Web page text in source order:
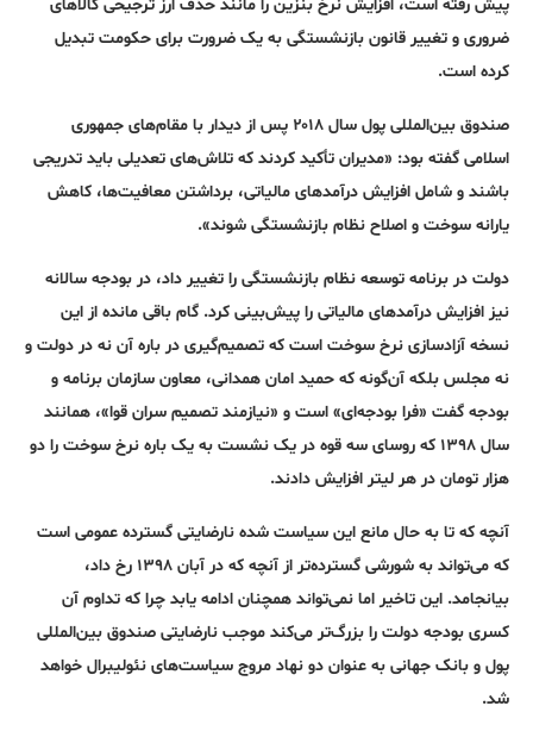
پیش رفته است، افزایش نرخ بنزین را مانند حذف ارز ترجیحی کالاهای
ضروری و تغییر قانون بازنشستگی به یک ضرورت برای حکومت تبدیل
کرده است.
صندوق بین‌المللی پول سال ۲۰۱۸ پس از دیدار با مقام‌های جمهوری
اسلامی گفته بود: «مدیران تأکید کردند که تلاش‌های تعدیلی باید تدریجی
باشند و شامل افزایش درآمدهای مالیاتی، برداشتن معافیت‌ها، کاهش
یارانه سوخت و اصلاح نظام بازنشستگی شوند».
دولت در برنامه توسعه نظام بازنشستگی را تغییر داد، در بودجه سالانه
نیز افزایش درآمدهای مالیاتی را پیش‌بینی کرد. گام باقی مانده از این
نسخه آزادسازی نرخ سوخت است که تصمیم‌گیری در باره آن نه در دولت و
نه مجلس بلکه آن‌گونه که حمید امان همدانی، معاون سازمان برنامه و
بودجه گفت «فرا بودجه‌ای» است و «نیازمند تصمیم سران قوا»، همانند
سال ۱۳۹۸ که روسای سه قوه در یک نشست به یک باره نرخ سوخت را دو
هزار تومان در هر لیتر افزایش دادند.
آنچه که تا به حال مانع این سیاست شده نارضایتی گسترده عمومی است
که می‌تواند به شورشی گسترده‌تر از آنچه که در آبان ۱۳۹۸ رخ داد،
بیانجامد. این تاخیر اما نمی‌تواند همچنان ادامه یابد چرا که تداوم آن
کسری بودجه دولت را بزرگ‌تر می‌کند موجب نارضایتی صندوق بین‌المللی
پول و بانک جهانی به عنوان دو نهاد مروج سیاست‌های نئولیبرال خواهد
شد.